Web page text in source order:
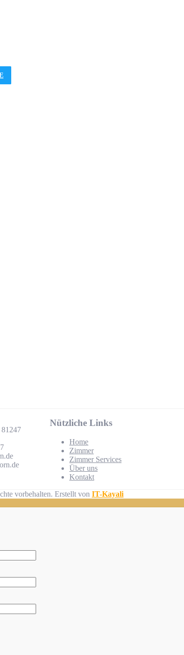
81247
Nützliche Links
Home
Zimmer
Zimmer Services
Über uns
Kontakt
vorbehalten. Erstellt von IT-Kayali